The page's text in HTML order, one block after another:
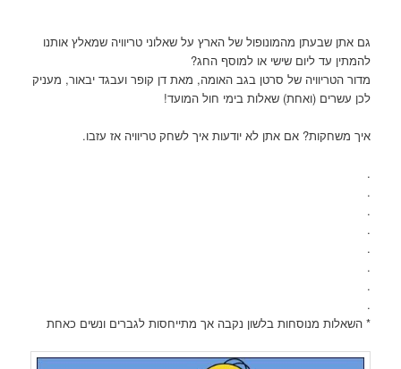
גם אתן שבעתן מהמונופול של הארץ על שאלוני טריוויה שמאלץ אותנו
להמתין עד ליום שישי או למוסף החג?
מדור הטריוויה של סרטן בגב האומה, מאת דן קופר ועבגד יבאור, מעניק
לכן עשרים (ואחת) שאלות בימי חול המועד!
איך משחקות? אם אתן לא יודעות איך לשחק טריוויה אז עזבו.
.
.
.
.
.
.
.
.
* השאלות מנוסחות בלשון נקבה אך מתייחסות לגברים ונשים כאחת